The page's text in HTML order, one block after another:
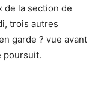
de la section de
trois autres
garde ? vue avant
poursuit.